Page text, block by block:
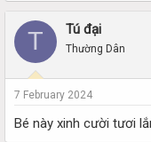
T Tú đại
Thường Dân
7 February 2024
Bé này xinh cười tươi